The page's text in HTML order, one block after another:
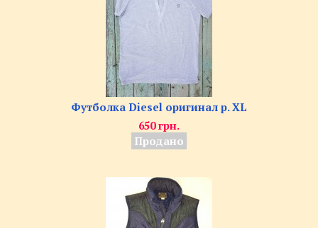
Футболка Diesel оригинал р. XL
650 грн.
Продано